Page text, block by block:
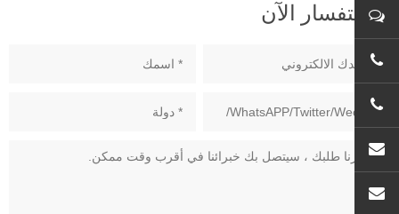
الاستفسار الآن